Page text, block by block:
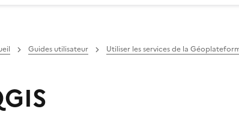
Guides utilisateur Utiliser les services de la